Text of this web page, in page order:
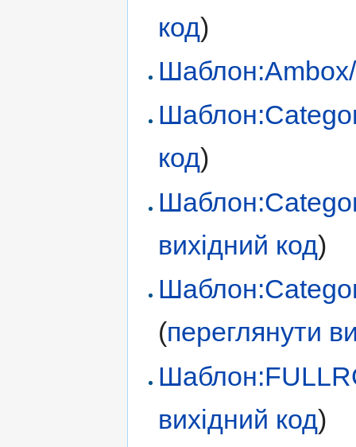
код)
код)
вихідний код)
(переглянути
вихідний код)